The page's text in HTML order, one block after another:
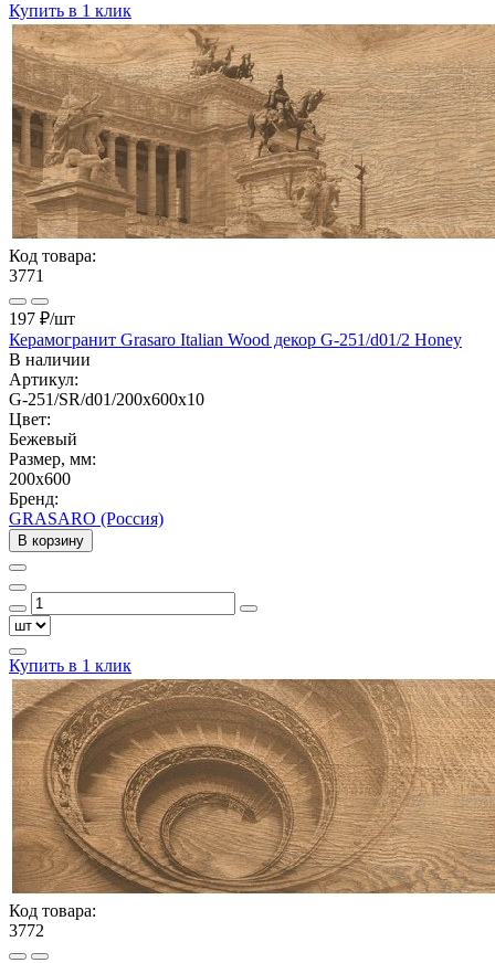
Купить в 1 клик
Код товара:
3771
197 ₽/шт
Керамогранит Grasaro Italian Wood декор G-251/d01/2 Honey
В наличии
Артикул:
G-251/SR/d01/200x600x10
Цвет:
Бежевый
Размер, мм:
200x600
Бренд:
GRASARO (Россия)
В корзину
Купить в 1 клик
Код товара:
3772